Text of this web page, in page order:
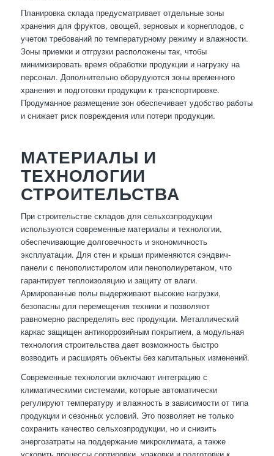
Планировка склада предусматривает отдельные зоны
хранения для фруктов, овощей, зерновых и корнеплодов, с
учетом требований по температурному режиму и влажности.
Зоны приемки и отгрузки расположены так, чтобы
минимизировать время обработки продукции и нагрузку на
персонал. Дополнительно оборудуются зоны временного
хранения и подготовки продукции к транспортировке.
Продуманное размещение зон обеспечивает удобство работы
и снижает риск повреждения или потери продукции.
МАТЕРИАЛЫ И
ТЕХНОЛОГИИ
СТРОИТЕЛЬСТВА
При строительстве складов для сельхозпродукции
используются современные материалы и технологии,
обеспечивающие долговечность и экономичность
эксплуатации. Для стен и крыши применяются сэндвич-
панели с пенополистиролом или пенополиуретаном, что
гарантирует теплоизоляцию и защиту от влаги.
Армированные полы выдерживают высокие нагрузки,
безопасны для перемещения техники и позволяют
равномерно распределять вес продукции. Металлический
каркас защищен антикоррозийным покрытием, а модульная
технология строительства дает возможность быстро
возводить и расширять объекты без капитальных изменений.
Современные технологии включают интеграцию с
климатическими системами, которые автоматически
регулируют температуру и влажность в зависимости от типа
продукции и сезонных условий. Это позволяет не только
сохранить качество сельхозпродукции, но и снизить
энергозатраты на поддержание микроклимата, а также